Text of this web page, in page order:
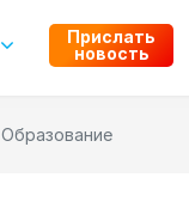
Прислать
новость
Образование